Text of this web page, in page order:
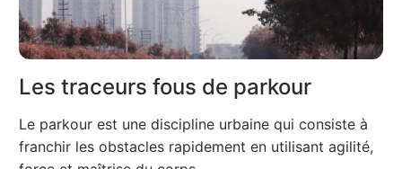
Les traceurs fous de parkour
Le parkour est une discipline urbaine qui consiste à
franchir les obstacles rapidement en utilisant agilité,